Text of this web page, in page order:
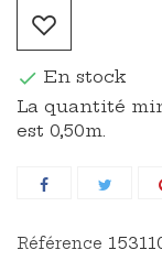
 En stock
La quantité
est 0,50m.
Référence